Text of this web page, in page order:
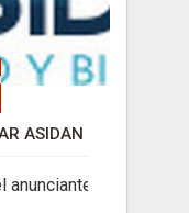
ASIDAN
anunciante